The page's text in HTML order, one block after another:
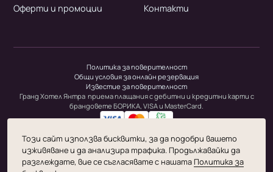
Оферти и промоции
Контакти
Гранд Хотел Янтра приема плащания с дебитни и кредитни карти с
брандовете БОРИКА, VISA и MasterCard.
© 1999-2026 Шарлопов Груп.
Всички права са запазени.
Политика за поверителност
Общи условия за онлайн резервация
Известие за поверителност
Този сайт използва бисквитки, за да подобри вашето
изживяване и да анализира трафика. Продължавайки да
разглеждате, вие се съгласявате с нашатаПолитика за